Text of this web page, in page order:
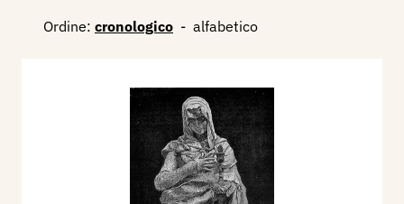
Ordine: cronologico - alfabetico